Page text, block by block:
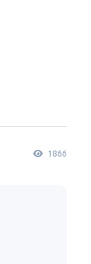
1866